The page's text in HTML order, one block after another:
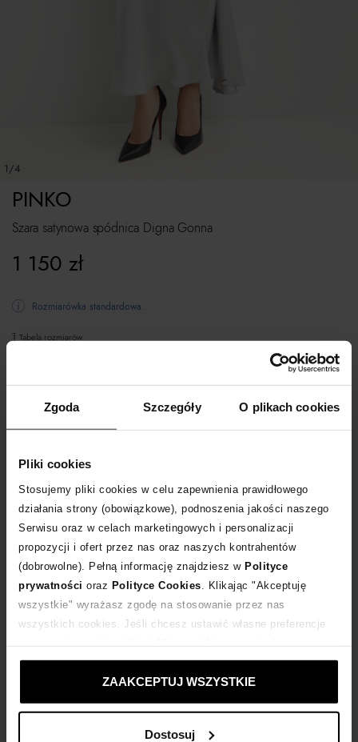
Zgoda Szczegóły O plikach cookies
Pliki cookies
Stosujemy pliki cookies w celu zapewnienia prawidłowego
działania strony (obowiązkowe), podnoszenia jakości naszego
Serwisu oraz w celach marketingowych i personalizacji
propozycji i ofert przez nas oraz naszych kontrahentów
(dobrowolne). Pełną informację znajdziesz w Polityce
prywatności oraz Polityce Cookies . Klikając "Akceptuję
wszystkie" wyrażasz zgodę na stosowanie przez nas
wszystkich cookies. Jeśli chcesz ustawić własne preferencje
ustawienia prywatności.
ZAAKCEPTUJ WSZYSTKIE
Dostosuj
1/4
Szara satynowa spódnica Digna Gonna
PINKO
1 150 zł
Rozmiarówka standardowa.
Tabela rozmiarów
DODAJ DO KOSZYKA
Dostawa
14 dni na zwrot towaru
+230 punktówzyskujesz w Klubie Korzyści
Kup teraz, Zapłać później!